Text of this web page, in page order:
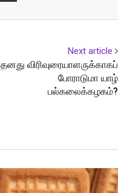
Next article
தனது விரிவுரையாளருக்காகப்
போராடுமா யாழ்
பல்கலைக்கழகம்?